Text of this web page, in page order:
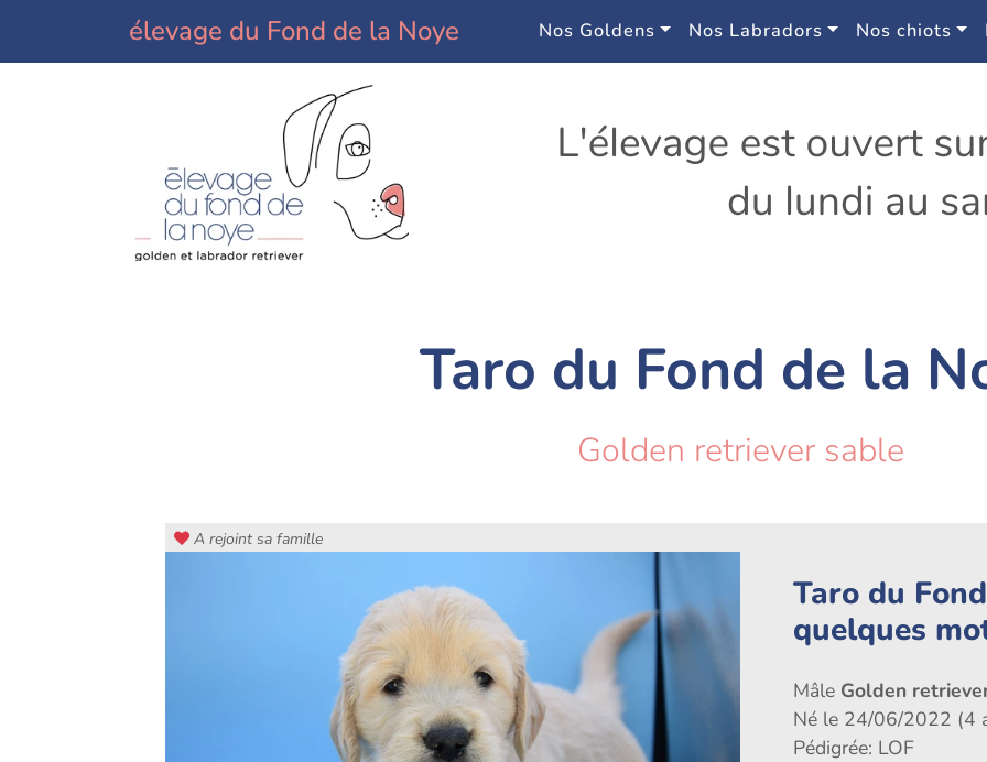
élevage du Fond de la Noye Nos Goldens Nos Labradors Nos chiots
Taro du Fond de la
Golden retriever sable
A rejoint sa famille
Taro du
quelques
Mâle Golden
Né le 24/06/2022 (4
Pédigrée: LOF